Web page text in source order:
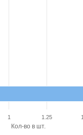
Кол-во в шт.
1 1.25